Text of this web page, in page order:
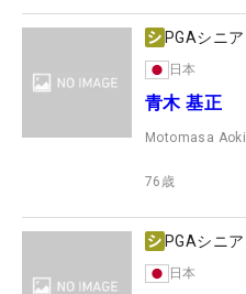
PGAシニア
日本
青木 基正
Motomasa Aoki
76 歳
PGAシニア
日本